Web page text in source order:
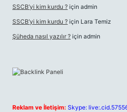
SSCB’yi kim kurdu ? için admin
SSCB’yi kim kurdu ? için Lara Temiz
Şüheda nasıl yazılır ? için admin
Reklam ve İletişim: Skype: